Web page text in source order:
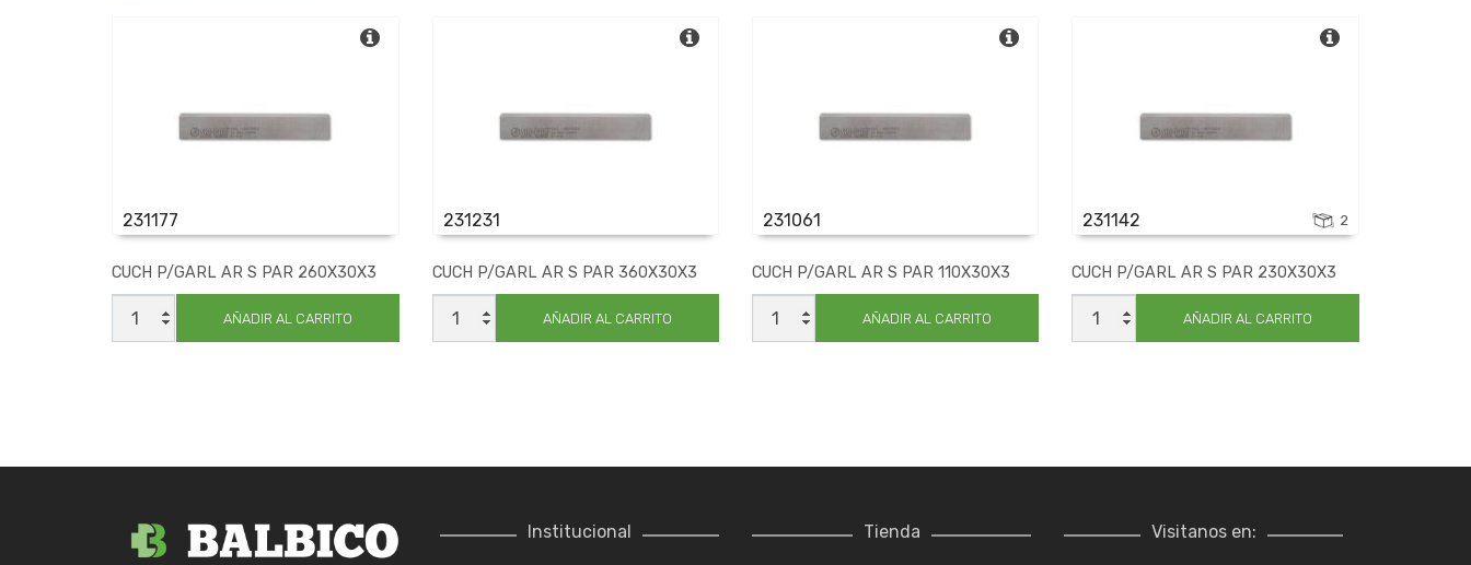
231177
CUCH P/GARL AR S PAR 260X30X3
CUCH
P/GARL
AR
AÑADIR AL CARRITO
231231
CUCH P/GARL AR S PAR 360X30X3
CUCH
P/GARL
AR
AÑADIR AL CARRITO
231061
CUCH P/GARL AR S PAR 110X30X3
CUCH
P/GARL
AR
AÑADIR AL CARRITO
231142 2
CUCH P/GARL AR S PAR 230X30X3
CUCH
P/GARL
AR
AÑADIR AL CARRITO
Institucional Tienda Visitanos en: